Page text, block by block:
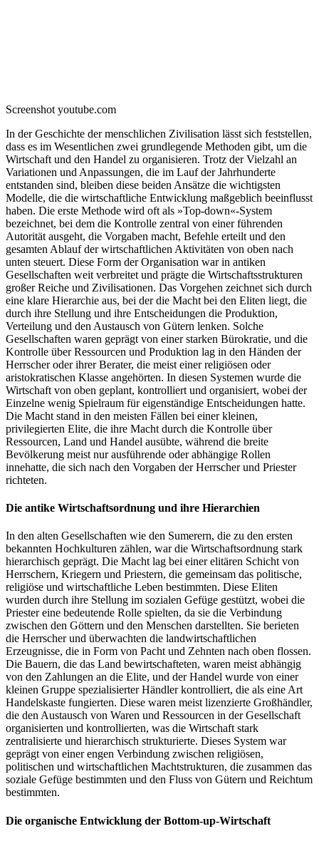
Screenshot youtube.com
In der Geschichte der menschlichen Zivilisation lässt sich feststellen,
dass es im Wesentlichen zwei grundlegende Methoden gibt, um die
Wirtschaft und den Handel zu organisieren. Trotz der Vielzahl an
Variationen und Anpassungen, die im Lauf der Jahrhunderte
entstanden sind, bleiben diese beiden Ansätze die wichtigsten
Modelle, die die wirtschaftliche Entwicklung maßgeblich beeinflusst
haben. Die erste Methode wird oft als »Top-down«-System
bezeichnet, bei dem die Kontrolle zentral von einer führenden
Autorität ausgeht, die Vorgaben macht, Befehle erteilt und den
gesamten Ablauf der wirtschaftlichen Aktivitäten von oben nach
unten steuert. Diese Form der Organisation war in antiken
Gesellschaften weit verbreitet und prägte die Wirtschaftsstrukturen
großer Reiche und Zivilisationen. Das Vorgehen zeichnet sich durch
eine klare Hierarchie aus, bei der die Macht bei den Eliten liegt, die
durch ihre Stellung und ihre Entscheidungen die Produktion,
Verteilung und den Austausch von Gütern lenken. Solche
Gesellschaften waren geprägt von einer starken Bürokratie, und die
Kontrolle über Ressourcen und Produktion lag in den Händen der
Herrscher oder ihrer Berater, die meist einer religiösen oder
aristokratischen Klasse angehörten. In diesen Systemen wurde die
Wirtschaft von oben geplant, kontrolliert und organisiert, wobei der
Einzelne wenig Spielraum für eigenständige Entscheidungen hatte.
Die Macht stand in den meisten Fällen bei einer kleinen,
privilegierten Elite, die ihre Macht durch die Kontrolle über
Ressourcen, Land und Handel ausübte, während die breite
Bevölkerung meist nur ausführende oder abhängige Rollen
innehatte, die sich nach den Vorgaben der Herrscher und Priester
richteten.
Die antike Wirtschaftsordnung und ihre Hierarchien
In den alten Gesellschaften wie den Sumerern, die zu den ersten
bekannten Hochkulturen zählen, war die Wirtschaftsordnung stark
hierarchisch geprägt. Die Macht lag bei einer elitären Schicht von
Herrschern, Kriegern und Priestern, die gemeinsam das politische,
religiöse und wirtschaftliche Leben bestimmten. Diese Eliten
wurden durch ihre Stellung im sozialen Gefüge gestützt, wobei die
Priester eine bedeutende Rolle spielten, da sie die Verbindung
zwischen den Göttern und den Menschen darstellten. Sie berieten
die Herrscher und überwachten die landwirtschaftlichen
Erzeugnisse, die in Form von Pacht und Zehnten nach oben flossen.
Die Bauern, die das Land bewirtschafteten, waren meist abhängig
von den Zahlungen an die Elite, und der Handel wurde von einer
kleinen Gruppe spezialisierter Händler kontrolliert, die als eine Art
Handelskaste fungierten. Diese waren meist lizenzierte Großhändler,
die den Austausch von Waren und Ressourcen in der Gesellschaft
organisierten und kontrollierten, was die Wirtschaft stark
zentralisierte und hierarchisch strukturierte. Dieses System war
geprägt von einer engen Verbindung zwischen religiösen,
politischen und wirtschaftlichen Machtstrukturen, die zusammen das
soziale Gefüge bestimmten und den Fluss von Gütern und Reichtum
bestimmten.
Die organische Entwicklung der Bottom-up-Wirtschaft